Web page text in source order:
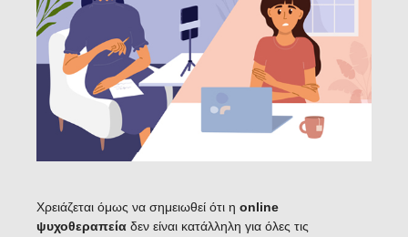
Χρειάζεται όμως να σημειωθεί ότι η online
ψυχοθεραπεία δεν είναι κατάλληλη για όλες τις